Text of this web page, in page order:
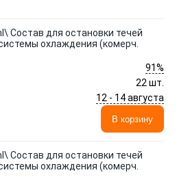
Состав для остановки течей
охлаждения (комерч.
91%
22 шт.
12 - 14 августа
В корзину
Состав для остановки течей
охлаждения (комерч.